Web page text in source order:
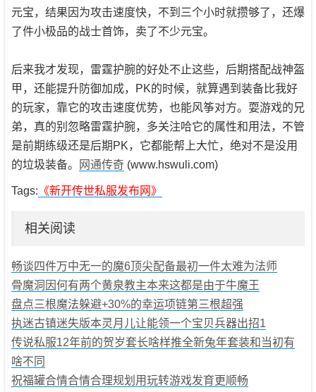
元宝，结果因为攻击速度快，不到三个小时就攒够了，还爆
了件小极品的战士首饰，卖了不少元宝。
后来我才发现，雷霆护腕的好处不止这些，后期搭配战神盔
甲，还能提升防御加成，PK的时候，就算遇到装备比我好
的玩家，靠它的攻击速度优势，也能风筝对方。耍游戏的兄
弟，真的别忽略雷霆护腕，多关注哈它的属性和用法，不管
是前期练级还是后期PK，它都能帮上大忙，绝对不是没用
的垃圾装备。
网通传奇 (www.hswuli.com)
Tags: 《新开传世私服发布网》
相关阅读
畅谈四件万中无一的魔6顶尖配备最初一件太难为法师
骨魔洞因何有两个黄泉教主本来这都是由于牛魔王
盘点三根魔法躲避+30%的幸运项链第三根超强
执迷古镇迷失版本灵月儿让能领一个宝贝兵器出招1
传说私服12年前的贺岁套长啥样推全新兔年套装和当初有
啥不同
祝福罐合情合情合理规划用玩转游戏发育更顺畅